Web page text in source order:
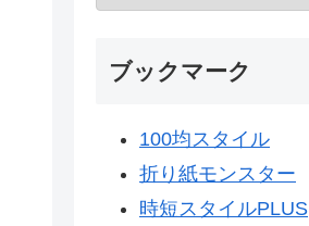
ブックマーク
100均スタイル
折り紙モンスター
時短スタイルPLUS